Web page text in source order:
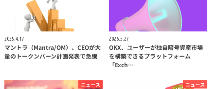
2025.4.17
マントラ（Mantra/OM）、CEOが大
量のトークンバーン計画発表で急騰
2026.5.27
OKX、ユーザーが独自暗号資産市場
を構築できるプラットフォーム
「Exch…
ニュース ニュース